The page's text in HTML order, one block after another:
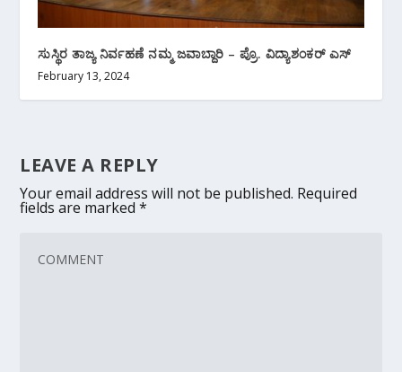
ಸುಸ್ಥಿರ ತಾಜ್ಯ ನಿರ್ವಹಣೆ ನಮ್ಮ ಜವಾಬ್ದಾರಿ – ಪ್ರೊ. ವಿದ್ಯಾಶಂಕರ್ ಎಸ್
February 13, 2024
LEAVE A REPLY
Your email address will not be published. Required
fields are marked*